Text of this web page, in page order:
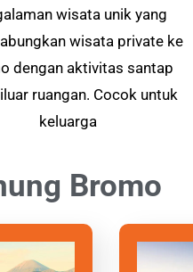
wisata unik yang
wisata private ke
dengan aktivitas santap
ruangan. Cocok untuk
keluarga
Bromo